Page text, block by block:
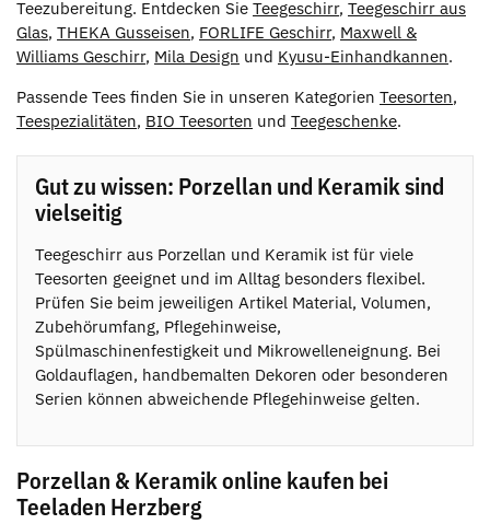
Teezubereitung. Entdecken Sie Teegeschirr, Teegeschirr aus
Glas, THEKA Gusseisen, FORLIFE Geschirr, Maxwell &
Williams Geschirr, Mila Design und Kyusu-Einhandkannen.
Passende Tees finden Sie in unseren Kategorien Teesorten,
Teespezialitäten, BIO Teesorten und Teegeschenke.
Gut zu wissen: Porzellan und Keramik sind
vielseitig
Teegeschirr aus Porzellan und Keramik ist für viele
Teesorten geeignet und im Alltag besonders flexibel.
Prüfen Sie beim jeweiligen Artikel Material, Volumen,
Zubehörumfang, Pflegehinweise,
Spülmaschinenfestigkeit und Mikrowelleneignung. Bei
Goldauflagen, handbemalten Dekoren oder besonderen
Serien können abweichende Pflegehinweise gelten.
Porzellan & Keramik online kaufen bei
Teeladen Herzberg